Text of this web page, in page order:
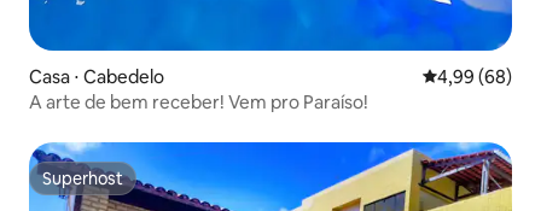
Casa ⋅ Cabedelo 4,99 de uma
4,99 (68)
A arte de bem receber! Vem pro Paraíso!
Superhost
Superhost